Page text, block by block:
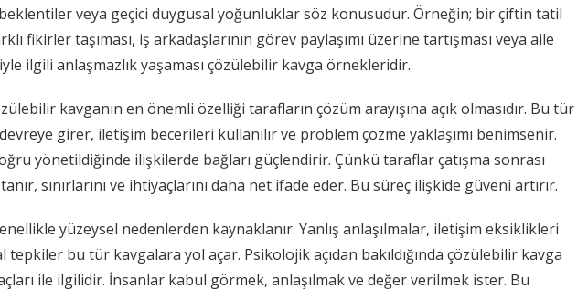
veya geçici duygusal yoğunluklar söz konusudur. Örneğin; bir çiftin tatil
fikirler taşıması, iş arkadaşlarının görev paylaşımı üzerine tartışması veya aile
ilgili anlaşmazlık yaşaması çözülebilir kavga örnekleridir.
kavganın en önemli özelliği tarafların çözüm arayışına açık olmasıdır. Bu tür
girer, iletişim becerileri kullanılır ve problem çözme yaklaşımı benimsenir.
yönetildiğinde ilişkilerde bağları güçlendirir. Çünkü taraflar çatışma sonrası
sınırlarını ve ihtiyaçlarını daha net ifade eder. Bu süreç ilişkide güveni artırır.
yüzeysel nedenlerden kaynaklanır. Yanlış anlaşılmalar, iletişim eksiklikleri
tepkiler bu tür kavgalara yol açar. Psikolojik açıdan bakıldığında çözülebilir kavga
ile ilgilidir. İnsanlar kabul görmek, anlaşılmak ve değer verilmek ister. Bu